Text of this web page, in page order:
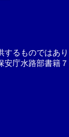
するものではあ
庁水路部書籍